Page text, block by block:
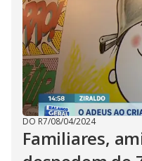
DO R7/08/04/2024
Familiares,